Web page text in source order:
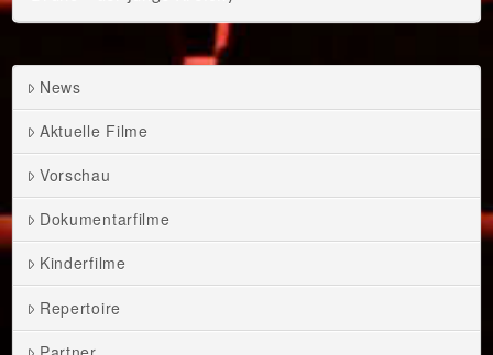
News
Aktuelle Filme
Vorschau
Dokumentarfilme
Kinderfilme
Repertoire